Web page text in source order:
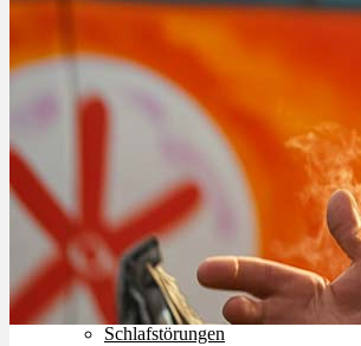
ADHS
Angststörungen
Chronische Migräne
Depressionen
Schlafstörungen